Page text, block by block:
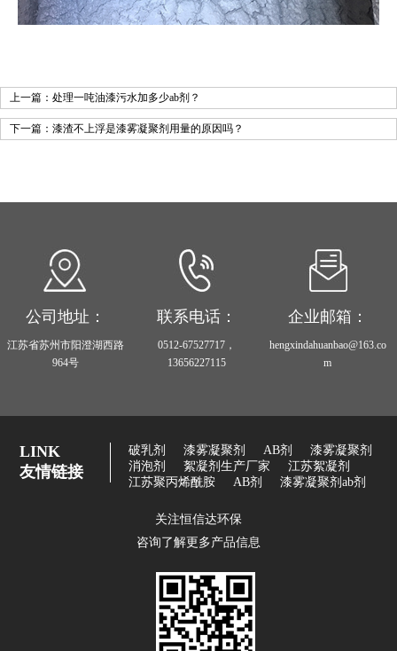
上一篇： 处理一吨油漆污水加多少ab剂？
下一篇： 漆渣不上浮是漆雾凝聚剂用量的原因吗？
公司地址：
江苏省苏州市阳澄湖西路
964号
联系电话：
0512-67527717，
13656227115
企业邮箱：
hengxindahuanbao@163.co
m
LINK
友情链接
破乳剂 漆雾凝聚剂 AB剂
漆雾凝聚剂
消泡剂
絮凝剂生产厂家
江苏絮凝剂
江苏聚丙烯酰胺
AB剂 漆雾凝聚剂ab剂
关注恒信达环保
咨询了解更多产品信息